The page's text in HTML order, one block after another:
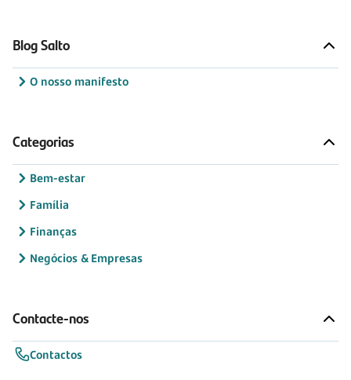
Blog Salto
O nosso manifesto
Categorias
Bem-estar
Família
Finanças
Negócios & Empresas
Contacte-nos
Contactos